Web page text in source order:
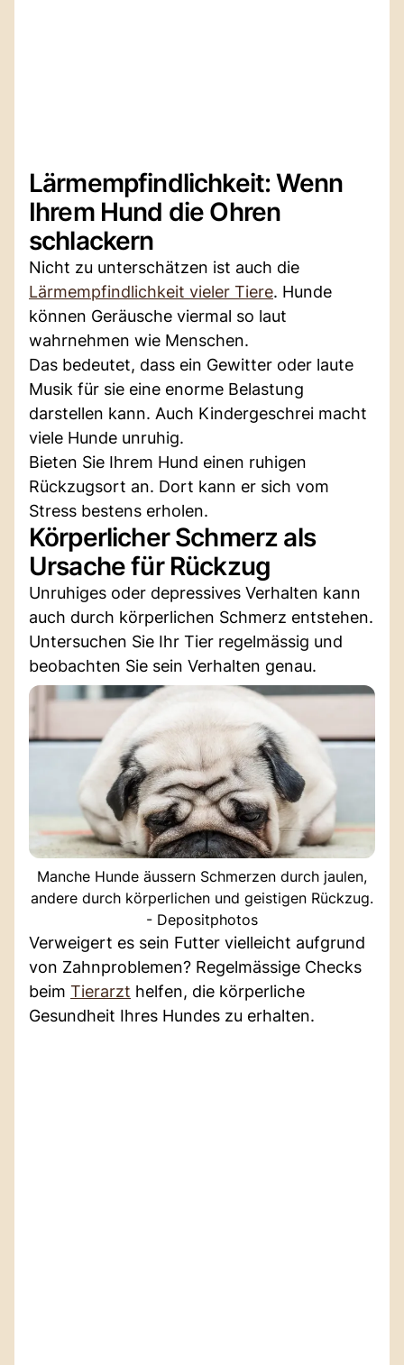
Lärmempfindlichkeit: Wenn
Ihrem Hund die Ohren
schlackern
Nicht zu unterschätzen ist auch die
Lärmempfindlichkeit vieler Tiere. Hunde
können Geräusche viermal so laut
wahrnehmen wie Menschen.
Das bedeutet, dass ein Gewitter oder laute
Musik für sie eine enorme Belastung
darstellen kann. Auch Kindergeschrei macht
viele Hunde unruhig.
Bieten Sie Ihrem Hund einen ruhigen
Rückzugsort an. Dort kann er sich vom
Stress bestens erholen.
Körperlicher Schmerz als
Ursache für Rückzug
Unruhiges oder depressives Verhalten kann
auch durch körperlichen Schmerz entstehen.
Untersuchen Sie Ihr Tier regelmässig und
beobachten Sie sein Verhalten genau.
Manche Hunde äussern Schmerzen durch jaulen,
andere durch körperlichen und geistigen Rückzug.
- Depositphotos
Verweigert es sein Futter vielleicht aufgrund
von Zahnproblemen? Regelmässige Checks
beim Tierarzt helfen, die körperliche
Gesundheit Ihres Hundes zu erhalten.